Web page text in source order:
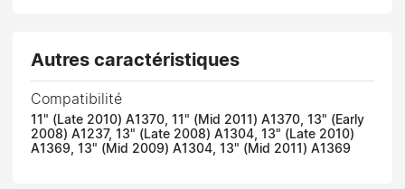
Autres caractéristiques
Compatibilité
11" (Late 2010) A1370, 11" (Mid 2011) A1370, 13" (Early
2008) A1237, 13" (Late 2008) A1304, 13" (Late 2010)
A1369, 13" (Mid 2009) A1304, 13" (Mid 2011) A1369